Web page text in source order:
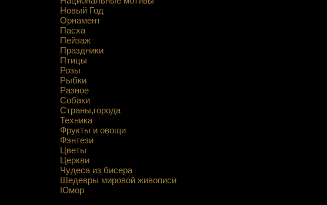
Новый Год
Орнамент
Пасха
Пейзаж
Праздники
Птицы
Розы
Рыбки
Разное
Собаки
Страны,города
Техника
Фрукты и овощи
Фэнтези
Цветы
Церкви
Чудеса из бисера
Шедевры мировой живописи
Юмор